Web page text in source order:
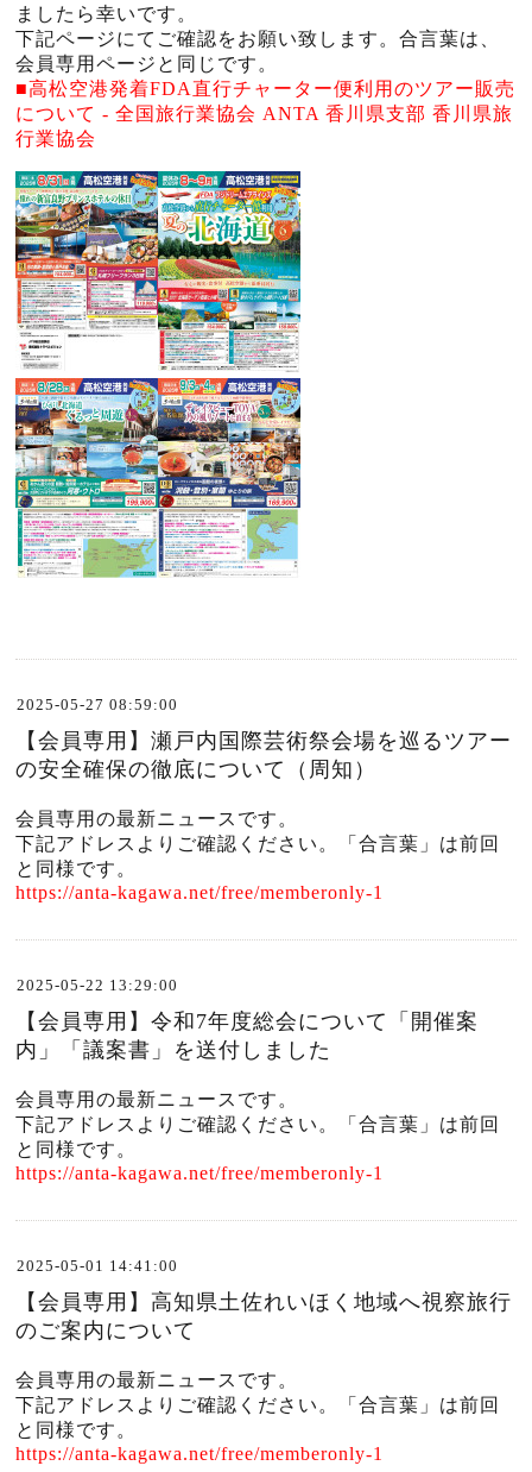
ましたら幸いです。
下記ページにてご確認をお願い致します。合言葉は、
会員専用ページと同じです。
■高松空港発着FDA直行チャーター便利用のツアー販売
について - 全国旅行業協会 ANTA 香川県支部 香川県旅
行業協会
2025-05-27 08:59:00
【会員専用】瀬戸内国際芸術祭会場を巡るツアー
の安全確保の徹底について（周知）
会員専用の最新ニュースです。
下記アドレスよりご確認ください。「合言葉」は前回
と同様です。
https://anta-kagawa.net/free/memberonly-1
2025-05-22 13:29:00
【会員専用】令和7年度総会について「開催案
内」「議案書」を送付しました
会員専用の最新ニュースです。
下記アドレスよりご確認ください。「合言葉」は前回
と同様です。
https://anta-kagawa.net/free/memberonly-1
2025-05-01 14:41:00
【会員専用】高知県土佐れいほく地域へ視察旅行
のご案内について
会員専用の最新ニュースです。
下記アドレスよりご確認ください。「合言葉」は前回
と同様です。
https://anta-kagawa.net/free/memberonly-1